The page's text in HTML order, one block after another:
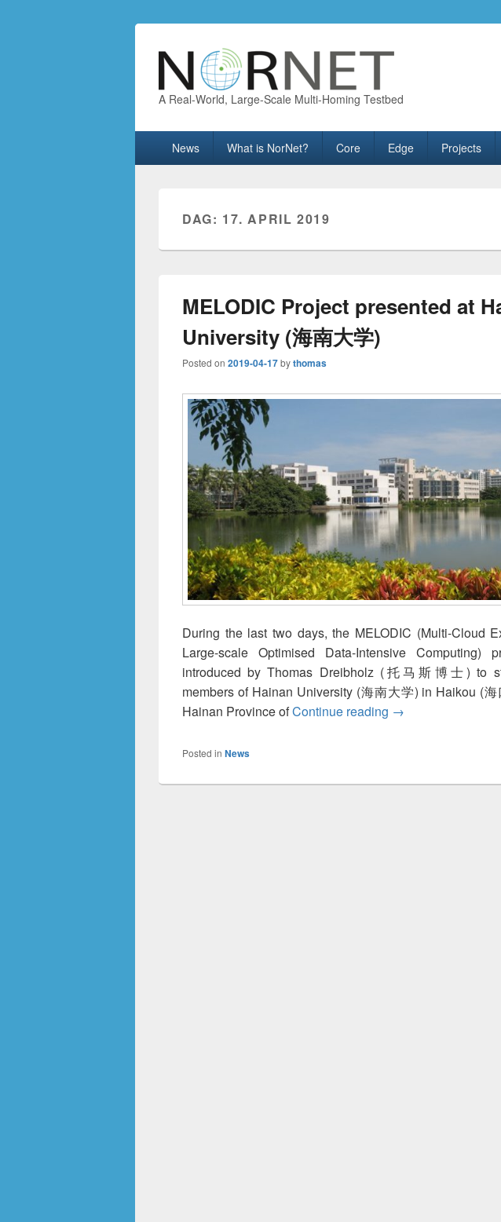
A Real-World, Large-Scale Multi-Homing Testbed
News What is NorNet? Core Edge Projects
DAG: 17. APRIL 2019
MELODIC Project presented at
University (海南大学)
Posted on 2019-04-17bythomas
During the last two days, the MELODIC (Multi-Cloud
Large-scale Optimised Data-Intensive Computing)
introduced by Thomas Dreibholz (托马斯博士) to
members of Hainan University (海南大学) in Haikou (
Hainan Province ofContinue reading MELODIC Project
→
Posted in News